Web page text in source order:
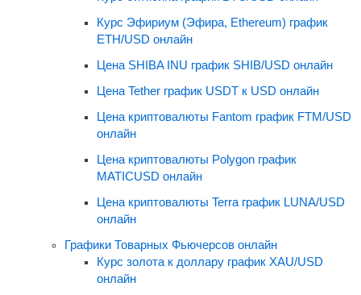
Курс Эфириум (Эфира, Ethereum) график
ETH/USD онлайн
Цена SHIBA INU график SHIB/USD онлайн
Цена Tether график USDT к USD онлайн
Цена криптовалюты Fantom график FTM/USD
онлайн
Цена криптовалюты Polygon график
MATICUSD онлайн
Цена криптовалюты Terra график LUNA/USD
онлайн
Графики Товарных Фьючерсов онлайн
Курс золота к доллару график XAU/USD
онлайн